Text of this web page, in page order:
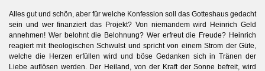
Alles gut und schön, aber für welche Konfession soll das Gotteshaus gedacht
sein und wer finanziert das Projekt? Von niemandem wird Heinrich Geld
annehmen! Wer belohnt die Belohnung? Wer erfreut die Freude? Heinrich
reagiert mit theologischen Schwulst und spricht von einem Strom der Güte,
welche die Herzen erfüllen wird und böse Gedanken sich in Tränen der
Liebe auflösen werden. Der Heiland, von der Kraft der Sonne befreit, wird